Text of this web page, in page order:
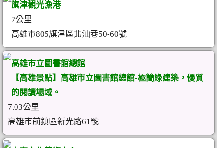
旗津觀光漁港
7公里
高雄市805旗津區北汕巷50-60號
高雄市立圖書館總館
【高雄景點】高雄市立圖書館總館-極簡綠建築，優質
的閱讀場域。
7.03公里
高雄市前鎮區新光路61號